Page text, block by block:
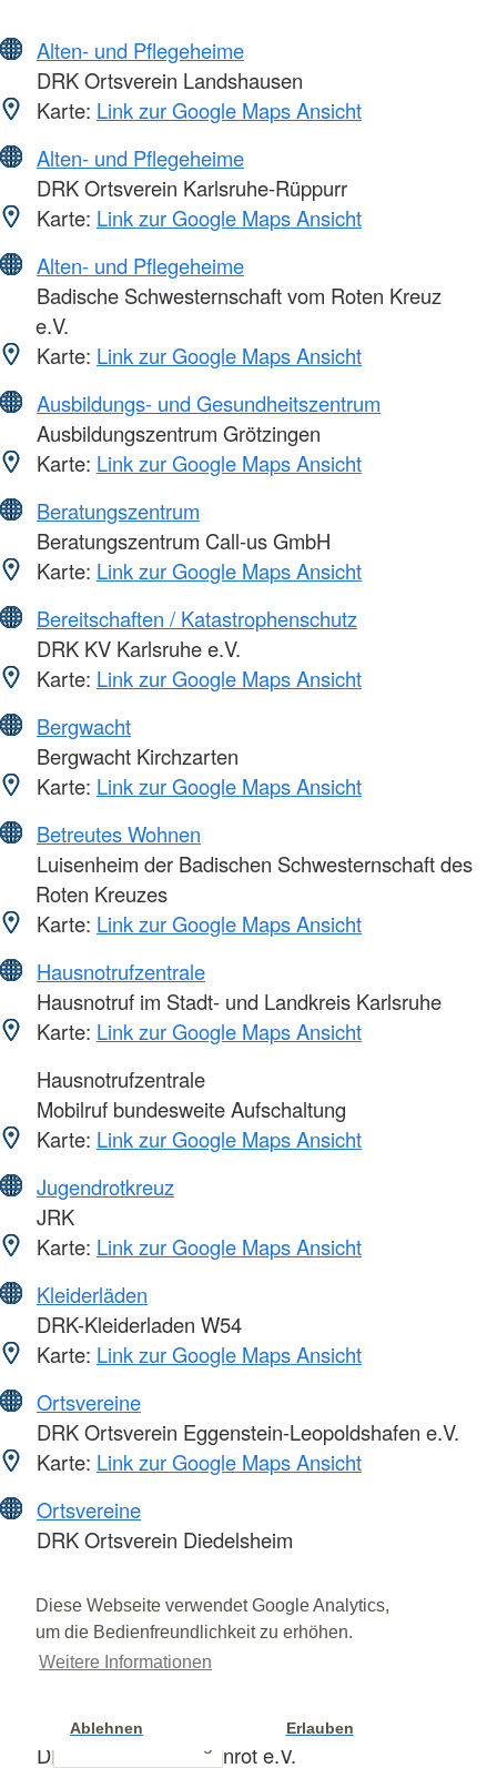
Diese Webseite verwendet Google Analytics,
um die Bedienfreundlichkeit zu erhöhen.
Weitere Informationen
Ablehnen Erlauben
Alten- und Pflegeheime
DRK Ortsverein Landshausen
Karte: Link zur Google Maps Ansicht
Alten- und Pflegeheime
DRK Ortsverein Karlsruhe-Rüppurr
Karte: Link zur Google Maps Ansicht
Alten- und Pflegeheime
Badische Schwesternschaft vom Roten Kreuz
e.V.
Karte: Link zur Google Maps Ansicht
Ausbildungs- und Gesundheitszentrum
Ausbildungszentrum Grötzingen
Karte: Link zur Google Maps Ansicht
Beratungszentrum
Beratungszentrum Call-us GmbH
Karte: Link zur Google Maps Ansicht
Bereitschaften / Katastrophenschutz
DRK KV Karlsruhe e.V.
Karte: Link zur Google Maps Ansicht
Bergwacht
Bergwacht Kirchzarten
Karte: Link zur Google Maps Ansicht
Betreutes Wohnen
Luisenheim der Badischen Schwesternschaft des
Roten Kreuzes
Karte: Link zur Google Maps Ansicht
Hausnotrufzentrale
Hausnotruf im Stadt- und Landkreis Karlsruhe
Karte: Link zur Google Maps Ansicht
Hausnotrufzentrale
Mobilruf bundesweite Aufschaltung
Karte: Link zur Google Maps Ansicht
Jugendrotkreuz
JRK
Karte: Link zur Google Maps Ansicht
Kleiderläden
DRK-Kleiderladen W54
Karte: Link zur Google Maps Ansicht
Ortsvereine
DRK Ortsverein Eggenstein-Leopoldshafen e.V.
Karte: Link zur Google Maps Ansicht
Ortsvereine
DRK Ortsverein Diedelsheim
Ortsvereine
DRK Ortsverein Busenbach
Karte:Link zur Google Maps Ansicht
Ortsvereine
DRK Ortsverein Etzenrot e.V.